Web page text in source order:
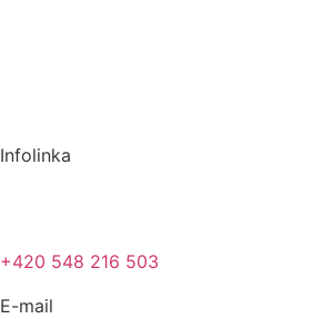
Infolinka
+420 548 216 503
E-mail